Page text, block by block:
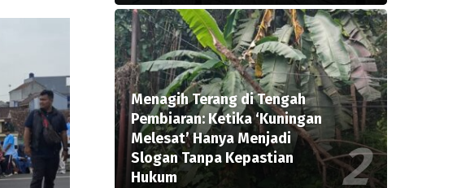
Menagih Terang di Tengah
Pembiaran: Ketika ‘Kuningan
Melesat’ Hanya Menjadi
Slogan Tanpa Kepastian
Hukum